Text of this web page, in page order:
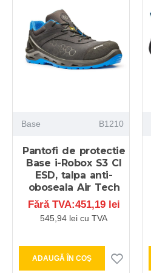
Base B1210
Pantofi de protectie
Base i-Robox S3 CI
ESD, talpa anti-
oboseala Air Tech
Fără TVA:451,19 lei
545,94 lei cu TVA
ADAUGĂ ÎN COŞ